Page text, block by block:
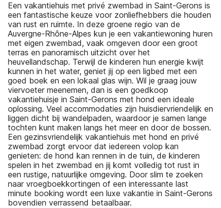
Een vakantiehuis met privé zwembad in Saint-Gerons is
een fantastische keuze voor zonliefhebbers die houden
van rust en ruimte. In deze groene regio van de
Auvergne-Rhône-Alpes kun je een vakantiewoning huren
met eigen zwembad, vaak omgeven door een groot
terras en panoramisch uitzicht over het
heuvellandschap. Terwijl de kinderen hun energie kwijt
kunnen in het water, geniet jij op een ligbed met een
goed boek en een lokaal glas wijn. Wil je graag jouw
viervoeter meenemen, dan is een goedkoop
vakantiehuisje in Saint-Gerons met hond een ideale
oplossing. Veel accommodaties zijn huisdiervriendelijk en
liggen dicht bij wandelpaden, waardoor je samen lange
tochten kunt maken langs het meer en door de bossen.
Een gezinsvriendelijk vakantiehuis met hond en privé
zwembad zorgt ervoor dat iedereen volop kan
genieten: de hond kan rennen in de tuin, de kinderen
spelen in het zwembad en jij komt volledig tot rust in
een rustige, natuurlijke omgeving. Door slim te zoeken
naar vroegboekkortingen of een interessante last
minute booking wordt een luxe vakantie in Saint-Gerons
bovendien verrassend betaalbaar.